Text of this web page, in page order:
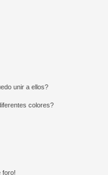
unir a ellos?
colores?
foro!